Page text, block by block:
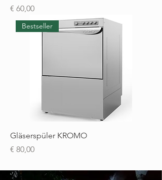
Preis
€ 60,00
Bestseller
Gläserspüler KROMO
Preis
€ 80,00